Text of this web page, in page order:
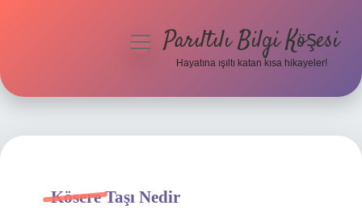
Hakkımızda
menüyüParıltılı Bilgi Köşesi
Hayatına ışıltı katan kısa hikayeler!
Kösere Taşı Nedir